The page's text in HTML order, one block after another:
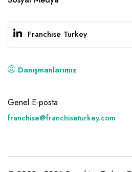
Franchise Turkey
Danışmanlarımız
Genel E-posta
franchise@franchiseturkey.com